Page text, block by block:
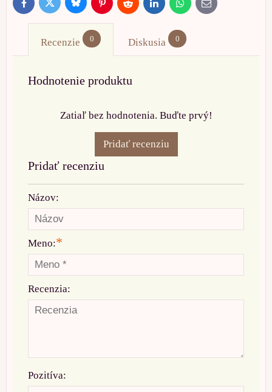
FacebookTwitter BlueskyPinterestReddit LinkedInWhatsApp
E-
mail
Recenzie 0 Diskusia 0
Hodnotenie produktu
Zatiaľ bez hodnotenia. Buďte prvý!
Pridať recenziu
Pridať recenziu
Názov:
Meno:*
Recenzia:
Pozitíva: